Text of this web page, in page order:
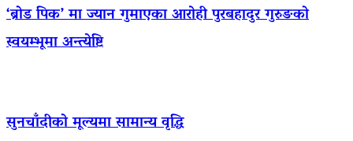
‘ब्रोड पिक’ मा ज्यान गुमाएका आराेही पुरबहादुर गुरुङको
स्वयम्भूमा अन्त्येष्टि
सुनचाँदीको मूल्यमा सामान्य वृद्धि